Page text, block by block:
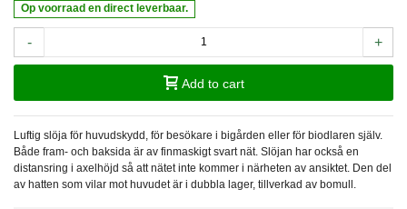
Op voorraad en direct leverbaar.
- +
Add to cart
Luftig slöja för huvudskydd, för besökare i bigården eller för biodlaren själv.
Både fram- och baksida är av finmaskigt svart nät. Slöjan har också en
distansring i axelhöjd så att nätet inte kommer i närheten av ansiktet. Den del
av hatten som vilar mot huvudet är i dubbla lager, tillverkad av bomull.